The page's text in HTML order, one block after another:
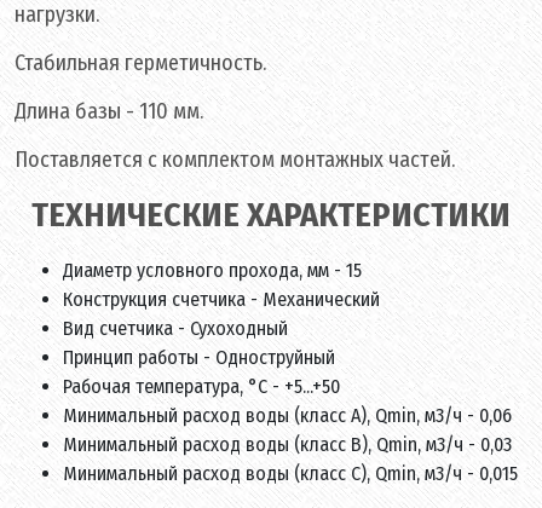
нагрузки.
Стабильная герметичность.
Длина базы - 110 мм.
Поставляется с комплектом монтажных частей.
ТЕХНИЧЕСКИЕ ХАРАКТЕРИСТИКИ
Диаметр условного прохода, мм - 15
Конструкция счетчика - Механический
Вид счетчика - Сухоходный
Принцип работы - Одноструйный
Рабочая температура, °С - +5...+50
Минимальный расход воды (класс А), Qmin, м3/ч - 0,06
Минимальный расход воды (класс В), Qmin, м3/ч - 0,03
Минимальный расход воды (класс C), Qmin, м3/ч - 0,015